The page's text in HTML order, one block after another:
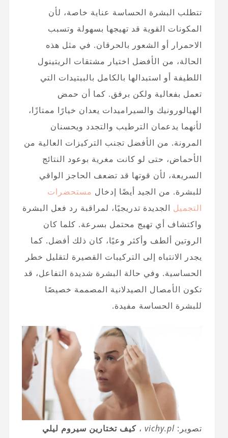
تتطلب البشرة الحساسة عناية خاصة، لأن
المكونات القوية قد تهيجها بسهولة وتسبب
الاحمرار أو الشعور بالحرقان. في مثل هذه
الحالة، من الأفضل اختيار مشتقات الريتينول
اللطيفة أو استبدالها بالكامل بالببتيدات التي
تعمل بفعالية ولكن برفق. كما أن حمض
الهيالورونيك والسيراميدات يعدان خيارًا ممتازًا،
لأنهما يدعمان الترطيب والتجدد ويحسنان
المرونة. من الأفضل تجنب التركيزات العالية من
الأحماض، حتى لو كانت مغرية بوعود النتائج
السريعة، لأن قوتها قد تضعف الحاجز الواقي
للبشرة. من الجيد أيضًا إدخال مستحضرات
التجميل الجديدة تدريجيًا، لمراقبة رد فعل البشرة
واكتشاف أي تهيج محتمل بسرعة. كلما كان
الروتين ألطف وأكثر وعيًا، كان ذلك أفضل. كما
يجدر الانتباه إلى التركيبات القصيرة لتقليل خطر
الحساسية. وفي حالة البشرة شديدة التفاعل، قد
تكون الأمصال الصيدلانية المصممة خصيصًا
للبشرة الحساسة مفيدة.
تصوير: vichy.pl، كيف تختارين سيروم ليلي